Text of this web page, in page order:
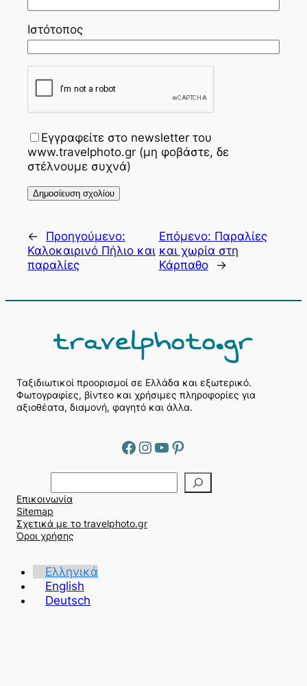
Ιστότοπος
Εγγραφείτε στο newsletter του
www.travelphoto.gr (μη φοβάστε, δε
στέλνουμε συχνά)
←
Προηγούμενο:
Καλοκαιρινό Πήλιο και
παραλίες
Επόμενο: Παραλίες
και χωρία στη
Κάρπαθο
→
Ταξιδιωτικοί προορισμοί σε Ελλάδα και εξωτερικό.
Φωτογραφίες, βίντεο και χρήσιμες πληροφορίες για
αξιοθέατα, διαμονή, φαγητό και άλλα.
Facebook Instagram YouTube Pinterest
ν
α
ζ
ή
Επικοινωνία
Sitemap
Σχετικά με το travelphoto.gr
Όροι χρήσης
Ελληνικά
English
Deutsch